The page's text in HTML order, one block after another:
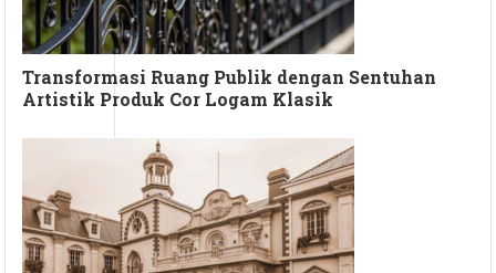
Transformasi Ruang Publik dengan Sentuhan
Artistik Produk Cor Logam Klasik